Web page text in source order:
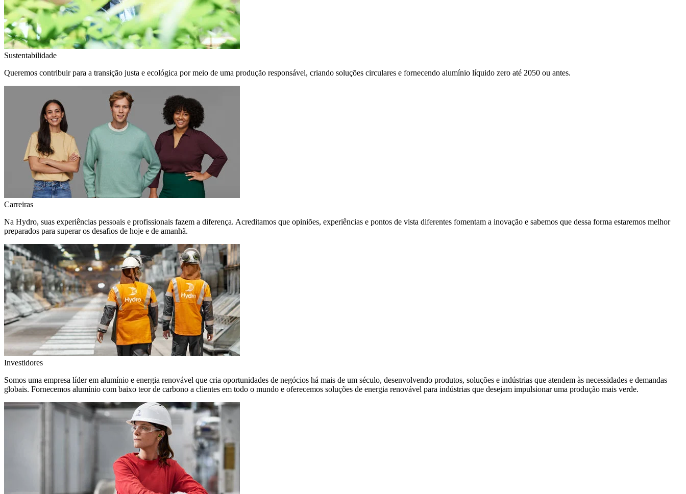
Sustentabilidade
Queremos contribuir para a transição justa e ecológica por meio de uma produção responsável, criando soluções circulares e fornecendo alumínio líquido zero até 2050 ou antes.
Carreiras
Na Hydro, suas experiências pessoais e profissionais fazem a diferença. Acreditamos que opiniões, experiências e pontos de vista diferentes fomentam a inovação e sabemos que dessa forma estaremos melhor
preparados para superar os desafios de hoje e de amanhã.
Investidores
Somos uma empresa líder em alumínio e energia renovável que cria oportunidades de negócios há mais de um século, desenvolvendo produtos, soluções e indústrias que atendem às necessidades e demandas
globais. Fornecemos alumínio com baixo teor de carbono a clientes em todo o mundo e oferecemos soluções de energia renovável para indústrias que desejam impulsionar uma produção mais verde.